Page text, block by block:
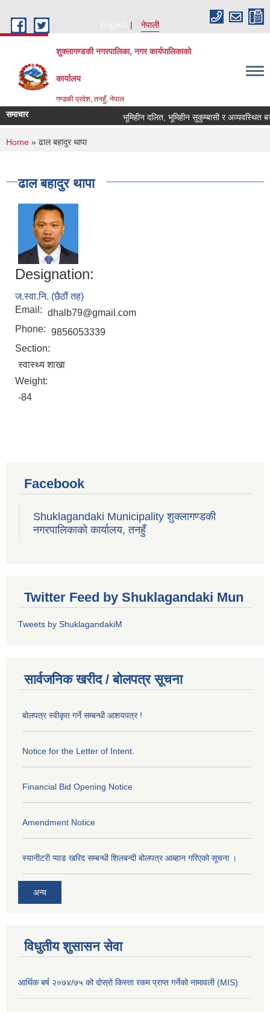
English
नेपाली
शुक्लागण्डकी नगरपालिका, नगर कार्यपालिकाको
कार्यालय
गण्डकी प्रदेश, तनहुँ, नेपाल
समाचार भूमिहीन दलित, भूमिहीन सुकुम्बासी र अव्यवस्थित
You are here
Home » ढाल बहादुर थापा
ढाल बहादुर थापा
Designation:
ज.स्वा.नि. (छैठौं तह)
Email: dhalb79@gmail.com
Phone: 9856053339
Section:
स्वास्थ्य शाखा
Weight:
-84
Facebook
Shuklagandaki Municipality शुक्लागण्डकी
नगरपालिकाको कार्यालय, तनहुँ
Twitter Feed by Shuklagandaki Mun
Tweets by ShuklagandakiM
सार्वजनिक खरीद / बोलपत्र सूचना
बोलपत्र स्वीकृत गर्ने सम्बन्धी आशयपत्र !
Notice for the Letter of Intent.
Financial Bid Opening Notice
Amendment Notice
स्यानीटरी प्याड खरिद सम्बन्धी शिलबन्दी बोलपत्र आब्हान गरिएको सूचना ।
अन्य
विधुतीय शुसासन सेवा
आर्थिक बर्ष २०७४/७५ को दोस्रो किस्ता रकम प्राप्त गर्नेको नामावली (MIS)